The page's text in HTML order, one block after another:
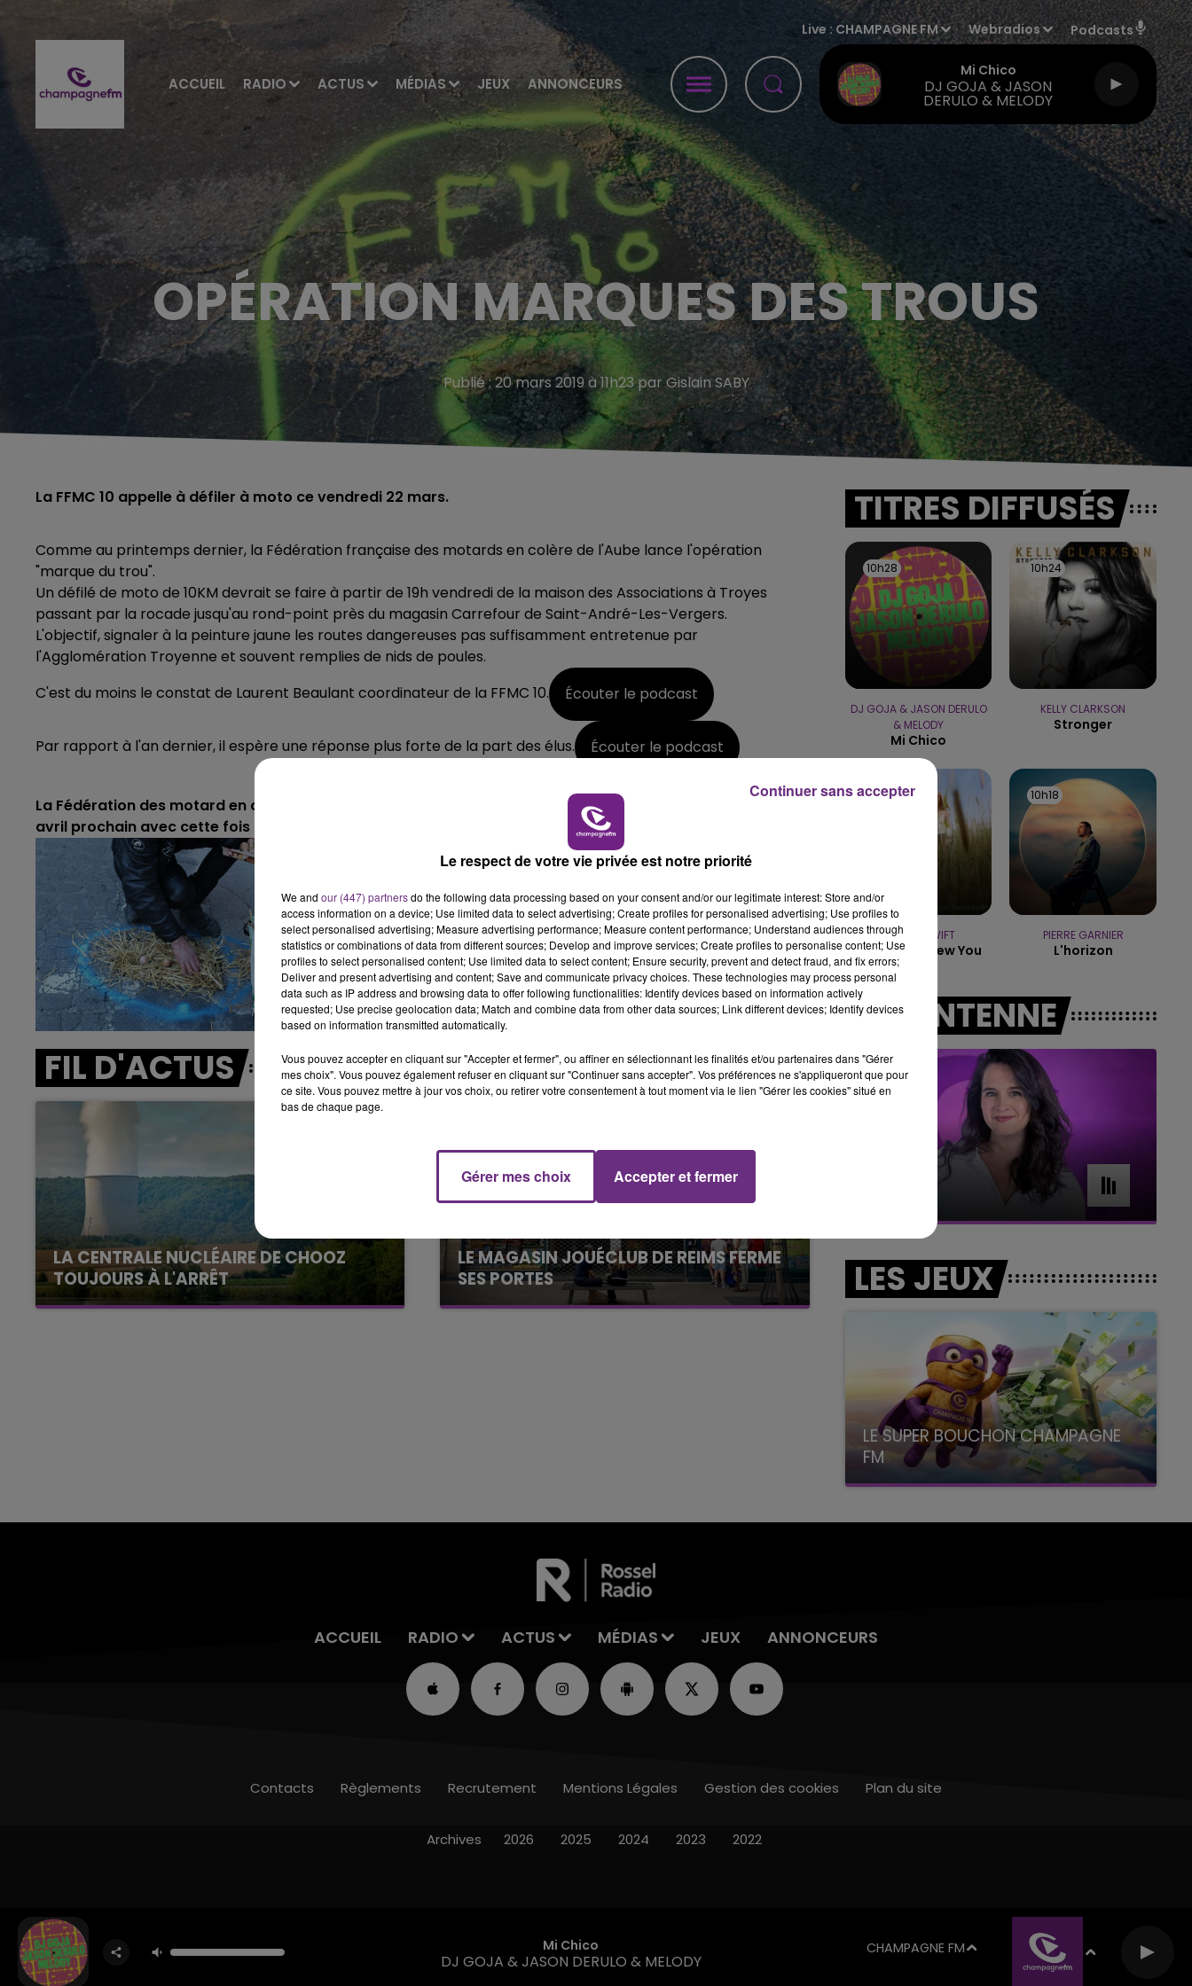
ACCUEIL RADIO ACTUS MÉDIAS JEUX ANNONCEURS
Live : CHAMPAGNE FM Webradios Podcasts
Mi Chico
DJ GOJA & JASON
DERULO & MELODY
11h00 - 16h00
LE WEEK-END CHAMPAGNE FM
16h00 - 20h00
LE WEEK-END CHAMPAGNE FM
OPÉRATION MARQUES DES TROUS
Publié : 20 mars 2019 à 11h23 par Gislain SABY
La FFMC 10 appelle à défiler à moto ce vendredi 22 mars.
Comme au printemps dernier, la Fédération française des motards en colère de l'Aube lance l'opération
"marque du trou".
Un défilé de moto de 10KM devrait se faire à partir de 19h vendredi de la maison des Associations à Troyes
passant par la rocade jusqu'au rond-point près du magasin Carrefour de Saint-André-Les-Vergers.
L'objectif, signaler à la peinture jaune les routes dangereuses pas suffisamment entretenue par
l'Agglomération Troyenne et souvent remplies de nids de poules.
C'est du moins le constat de Laurent Beaulant coordinateur de la FFMC 10.
Écouter le podcast
Par rapport à l'an dernier, il espère une réponse plus forte de la part des élus. Écouter le podcast
La Fédération des motard en colère qui s'attaquera ensuite aux routes du département de l'Aube le 20
avril prochain avec cette fois l'opération "nids de poules".
FIL D'ACTUS
LA CENTRALE NUCLÉAIRE DE CHOOZ
TOUJOURS À L'ARRÊT
Cela fait déjà une semaine que la centrale
LE MAGASIN JOUÉCLUB DE REIMS FERME
SES PORTES
C'était l'une des institutions du centre-ville
TITRES DIFFUSÉS
10h28
10h28
DJ GOJA & JASON DERULO
& MELODY
Mi Chico
10h24
10h24
KELLY CLARKSON
Stronger
10h21
10h21
TAYLOR SWIFT
I Knew It, I Knew You
10h18
10h18
PIERRE GARNIER
L'horizon
A L'ANTENNE
16h00 - 20h00
Le Week-end Champagne FM
7h00 - 11h00
BEST OF Le week-end Champagne FM
LES JEUX
LE SUPER BOUCHON CHAMPAGNE
FM
avec La Famille Champagne FM, à 8H10
ACCUEIL RADIO ACTUS MÉDIAS JEUX ANNONCEURS
Mi Chico
DJ GOJA & JASON DERULO & MELODY
CHAMPAGNE FM
Contacts Règlements Recrutement Mentions Légales Gestion des cookies Plan du site
Archives 2026 2025 2024 2023 2022
Le respect de votre vie privée est notre priorité
We and our (447) partnersdo the following data processing based on your consent and/or our legitimate interest: Store and/or
access information on a device; Use limited data to select advertising; Create profiles for personalised advertising; Use profiles to
select personalised advertising; Measure advertising performance; Measure content performance; Understand audiences through
statistics or combinations of data from different sources; Develop and improve services; Create profiles to personalise content; Use
profiles to select personalised content; Use limited data to select content; Ensure security, prevent and detect fraud, and fix errors;
Deliver and present advertising and content; Save and communicate privacy choices. These technologies may process personal
data such as IP address and browsing data to offer following functionalities: Identify devices based on information actively
requested; Use precise geolocation data; Match and combine data from other data sources; Link different devices; Identify devices
based on information transmitted automatically.
Vous pouvez accepter en cliquant sur "Accepter et fermer", ou affiner en sélectionnant les finalités et/ou partenaires dans "Gérer
mes choix". Vous pouvez également refuser en cliquant sur "Continuer sans accepter". Vos préférences ne s'appliqueront que pour
ce site. Vous pouvez mettre à jour vos choix, ou retirer votre consentement à tout moment via le lien "Gérer les cookies" situé en
bas de chaque page.
Gérer mes choix Accepter et fermer
Continuer sans accepter